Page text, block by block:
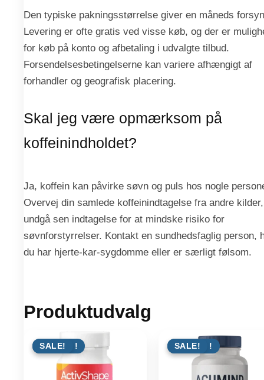
Den typiske pakningsstørrelse giver en måneds
Levering er ofte gratis ved visse køb, og der er
for køb på konto og afbetaling i udvalgte tilbud.
Forsendelsesbetingelserne kan variere afhængigt af
forhandler og geografisk placering.
Skal jeg være opmærksom på
koffeinindholdet?
Ja, koffein kan påvirke søvn og puls hos nogle
Overvej din samlede koffeinindtagelse fra andre
undgå sen indtagelse for at mindske risiko for
søvnforstyrrelser. Kontakt en sundhedsfaglig person,
du har hjerte-kar-sygdomme eller er særligt følsom.
Produktudvalg
TILBUD !
SALE! TILBUD !
SALE!